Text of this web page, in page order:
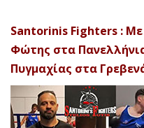
Santorinis Fighters : Με
Φώτης στα
Πυγμαχίας στα